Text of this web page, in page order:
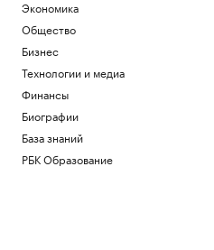
Экономика
Общество
Бизнес
Технологии и медиа
Финансы
Биографии
База знаний
РБК Образование